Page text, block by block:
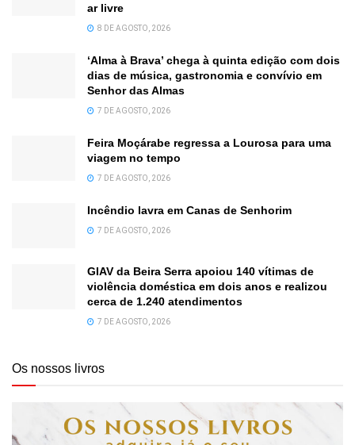
ar livre
8 DE AGOSTO, 2026
‘Alma à Brava’ chega à quinta edição com dois
dias de música, gastronomia e convívio em
Senhor das Almas
7 DE AGOSTO, 2026
Feira Moçárabe regressa a Lourosa para uma
viagem no tempo
7 DE AGOSTO, 2026
Incêndio lavra em Canas de Senhorim
7 DE AGOSTO, 2026
GIAV da Beira Serra apoiou 140 vítimas de
violência doméstica em dois anos e realizou
cerca de 1.240 atendimentos
7 DE AGOSTO, 2026
Os nossos livros